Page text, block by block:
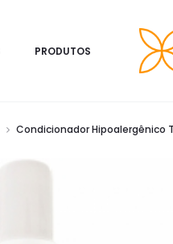
PRODUTOS
Condicionador Hipoalergênico